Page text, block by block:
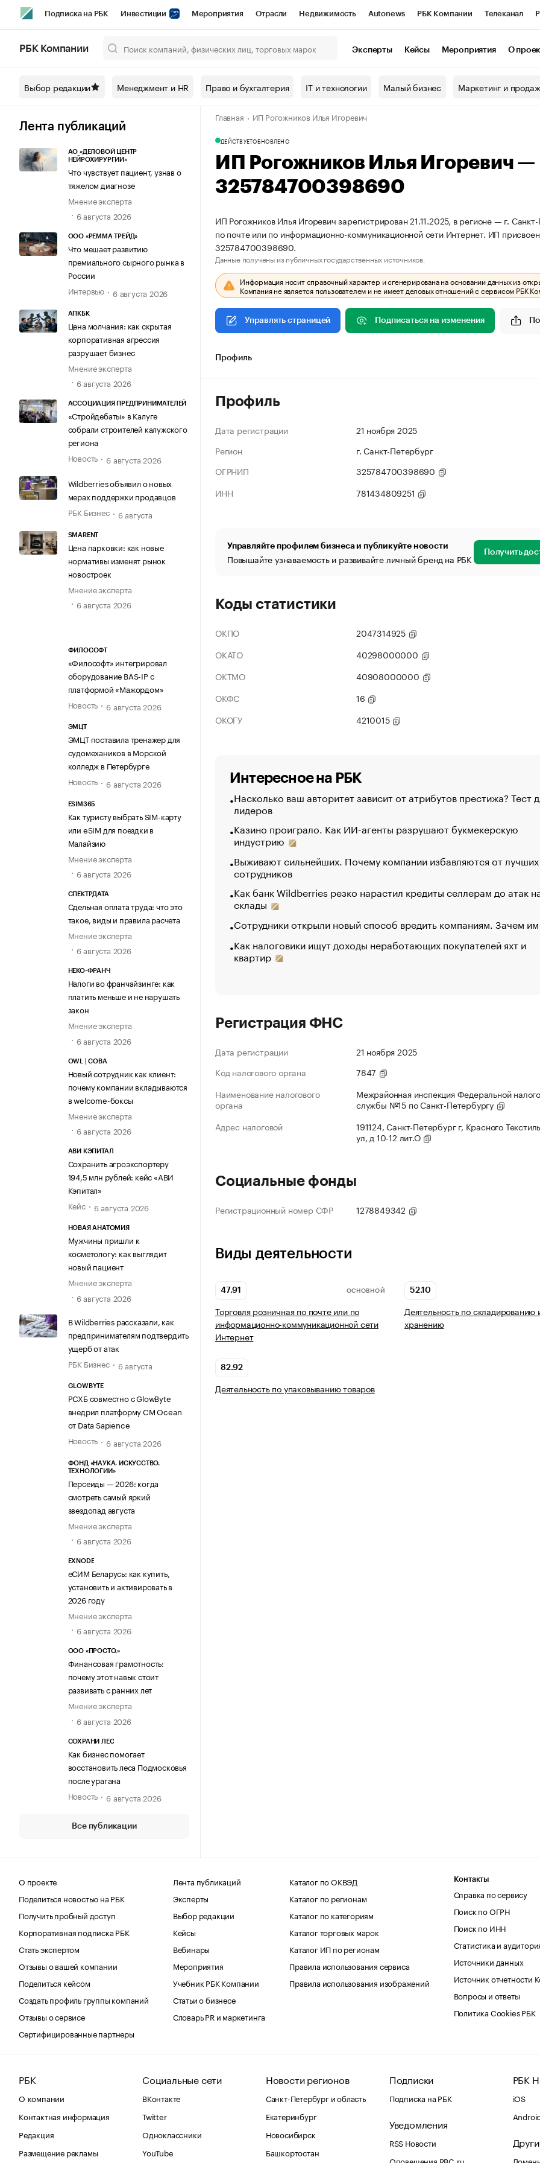
Подписка на РБК Инвестиции Мероприятия Отрасли Недвижимость Autonews РБК Компании Телеканал
Спецпроекты СПб Конференции СПб Спецпроекты Проверка контрагентов
Технологии и медиа Рынок наличной валюты
РБК Компании Эксперты Кейсы Мероприятия О
Выбор редакции Менеджмент и HR Право и бухгалтерия IT и технологии Малый бизнес Маркетинг и
Лента публикаций
АО «ДЕЛОВОЙ ЦЕНТР
НЕЙРОХИРУРГИИ»
Что чувствует пациент, узнав о
тяжелом диагнозе
Мнение эксперта
6 августа 2026
ООО «РЕММА ТРЕЙД»
Что мешает развитию
премиального сырного рынка в
России
Интервью
6 августа 2026
АПКБК
Цена молчания: как скрытая
корпоративная агрессия
разрушает бизнес
Мнение эксперта
6 августа 2026
АССОЦИАЦИЯ ПРЕДПРИНИМАТЕЛЕЙ
«Стройдебаты» в Калуге
собрали строителей калужского
региона
Новость
6 августа 2026
Wildberries объявил о новых
мерах поддержки продавцов
РБК Бизнес
6 августа
SMARENT
Цена парковки: как новые
нормативы изменят рынок
новостроек
Мнение эксперта
6 августа 2026
ФИЛОСОФТ
«Философт» интегрировал
оборудование BAS-IP с
платформой «Мажордом»
Новость
6 августа 2026
ЭМЦТ
ЭМЦТ поставила тренажер для
судомехаников в Морской
колледж в Петербурге
Новость
6 августа 2026
ESIM365
Как туристу выбрать SIM-карту
или eSIM для поездки в
Малайзию
Мнение эксперта
6 августа 2026
СПЕКТРДАТА
Сдельная оплата труда: что это
такое, виды и правила расчета
Мнение эксперта
6 августа 2026
НЕКО-ФРАНЧ
Налоги во франчайзинге: как
платить меньше и не нарушать
закон
Мнение эксперта
6 августа 2026
OWL | СОВА
Новый сотрудник как клиент:
почему компании вкладываются
в welcome-боксы
Мнение эксперта
6 августа 2026
АВИ КЭПИТАЛ
Сохранить агроэкспортеру
194,5 млн рублей: кейс «АВИ
Кэпитал»
Кейс
6 августа 2026
НОВАЯ АНАТОМИЯ
Мужчины пришли к
косметологу: как выглядит
новый пациент
Мнение эксперта
6 августа 2026
В Wildberries рассказали, как
предпринимателям подтвердить
ущерб от атак
РБК Бизнес
6 августа
GLOWBYTE
РСХБ совместно с GlowByte
внедрил платформу CM Ocean
от Data Sapience
Новость
6 августа 2026
ФОНД «НАУКА. ИСКУССТВО.
ТЕХНОЛОГИИ»
Персеиды — 2026: когда
смотреть самый яркий
звездопад августа
Мнение эксперта
6 августа 2026
EXNODE
еСИМ Беларусь: как купить,
установить и активировать в
2026 году
Мнение эксперта
6 августа 2026
ООО «ПРОСТО.»
Финансовая грамотность:
почему этот навык стоит
развивать с ранних лет
Мнение эксперта
6 августа 2026
СОХРАНИ ЛЕС
Как бизнес помогает
восстановить леса Подмосковья
после урагана
Новость
6 августа 2026
Все публикации
Главная ИП Рогожников Илья Игоревич
ДЕЙСТВУЕТОБНОВЛЕНО
ИП Рогожников Илья Игоревич
325784700398690
ИП Рогожников Илья Игоревич зарегистрирован 21.11.2025, в регионе — г.
по почте или по информационно-коммуникационной сети Интернет. ИП
325784700398690.
Данные получены из публичных государственных источников.
Информация носит справочный характер и сгенерирована на основании данных из
Компания не является пользователем и не имеет деловых отношений с сервисом РБК
Управлять страницей Подписаться на изменения
Профиль
Профиль
Дата регистрации
21 ноября 2025
Регион
г. Санкт-Петербург
ОГРНИП
325784700398690
ИНН
781434809251
Управляйте профилем бизнеса и публикуйте новости
Повышайте узнаваемость и развивайте личный бренд на РБК Получить
Коды статистики
ОКПО
2047314925
ОКАТО
40298000000
ОКТМО
40908000000
ОКФС
16
ОКОГУ
4210015
Интересное на РБК
Насколько ваш авторитет зависит от атрибутов престижа? Тест
лидеров
Казино проиграло. Как ИИ-агенты разрушают букмекерскую
индустрию
Выживают сильнейших. Почему компании избавляются от лучших
сотрудников
Как банк Wildberries резко нарастил кредиты селлерам до атак
склады
Сотрудники открыли новый способ вредить компаниям. Зачем
Как налоговики ищут доходы неработающих покупателей яхт и
квартир
Регистрация ФНС
Дата регистрации
21 ноября 2025
Код налогового органа
7847
Наименование налогового
органа
Межрайонная инспекция Федеральной
службы №15 по Санкт-Петербургу
Адрес налоговой
191124, Санкт-Петербург г, Красного
ул, д 10-12 лит.О
Социальные фонды
Регистрационный номер СФР 1278849342
Виды деятельности
47.91 ОСНОВНОЙ
Торговля розничная по почте или по
информационно-коммуникационной сети
Интернет
52.10
Деятельность по складированию
хранению
82.92
Деятельность по упаковыванию товаров
О проекте
Поделиться новостью на РБК
Получить пробный доступ
Корпоративная подписка РБК
Стать экспертом
Отзывы о вашей компании
Поделиться кейсом
Создать профиль группы компаний
Отзывы о сервисе
Сертифицированные партнеры
Лента публикаций
Эксперты
Выбор редакции
Кейсы
Вебинары
Мероприятия
Учебник РБК Компании
Статьи о бизнесе
Словарь PR и маркетинга
Каталог по ОКВЭД
Каталог по регионам
Каталог по категориям
Каталог торговых марок
Каталог ИП по регионам
Правила использования сервиса
Правила использования изображений
Контакты
Справка по сервису
Поиск по ОГРН
Поиск по ИНН
Статистика и
Источники данных
Источник отчетности
Вопросы и ответы
Политика Cookies РБК
РБК
О компании
Контактная информация
Редакция
Размещение рекламы
Социальные сети
ВКонтакте
Twitter
Одноклассники
YouTube
Новости регионов
Санкт-Петербург и область
Екатеринбург
Новосибирск
Башкортостан
Подписки
Подписка на РБК
Уведомления
RSS Новости
Оповещения RBC.ru
РБК
iOS